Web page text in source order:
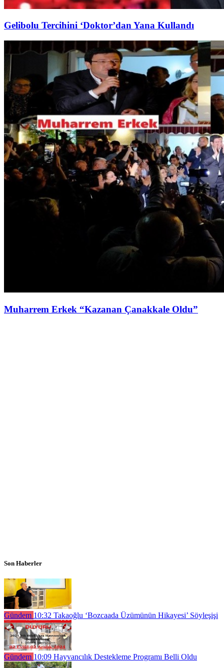
Gelibolu Tercihini ‘Doktor’dan Yana Kullandı
Muharrem Erkek “Kazanan Çanakkale Oldu”
Son Haberler
Gündem 10:32 Takaoğlu ‘Bozcaada Üzümünün Hikayesi’ Söyleşişi
Gündem 10:09 Hayvancılık Destekleme Programı Belli Oldu